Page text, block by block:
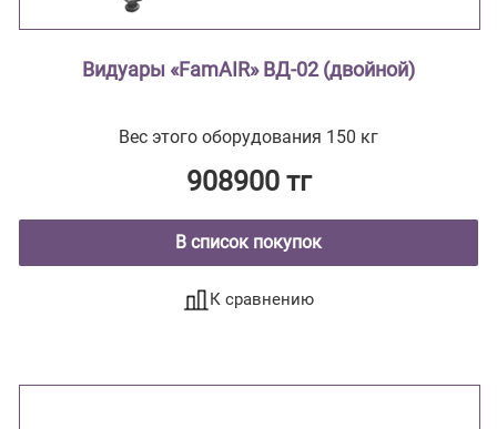
Видуары «FamAIR» ВД-02 (двойной)
Вес этого оборудования 150 кг
908900 тг
В список покупок
К сравнению